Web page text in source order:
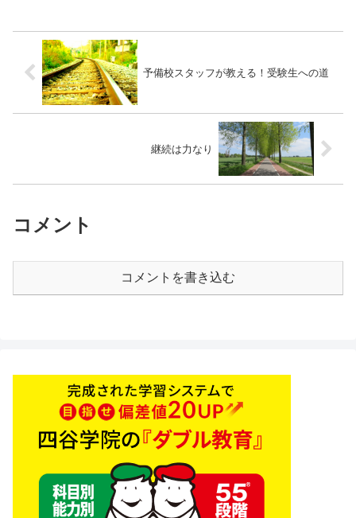
予備校スタッフが教える！受験生への道
継続は力なり
コメント
コメントを書き込む